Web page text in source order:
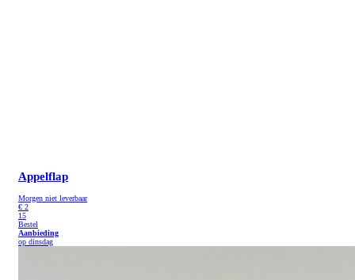
Appelflap
Morgen niet leverbaar
€ 2
15
Bestel
Aanbieding
op dinsdag